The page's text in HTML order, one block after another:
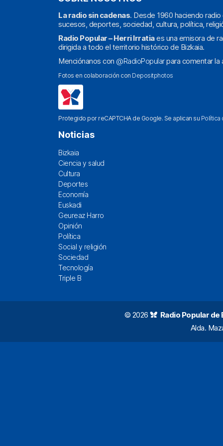
La radio sin cadenas. Desde 1960 haciendo
sucesos, deportes, sociedad, cultura, política,
Radio Popular – Herri Irratiaes una emisora de
dirigida a todo el territorio histórico de Bizkaia.
Menciónanos con @RadioPopularpara comentar la
Fotos en colaboración con Depositphotos
Protegido por reCAPTCHA de Google. Se aplican su Política
Noticias
Bizkaia
Ciencia y salud
Cultura
Deportes
Economía
Euskadi
Geureaz Harro
Opinión
Política
Social y religión
Sociedad
Tecnología
Triple B
© 2026 Radio Popular de
Alda.